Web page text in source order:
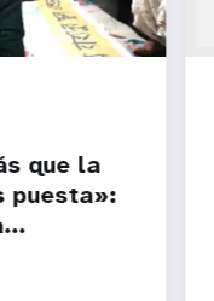
que la
puesta»: